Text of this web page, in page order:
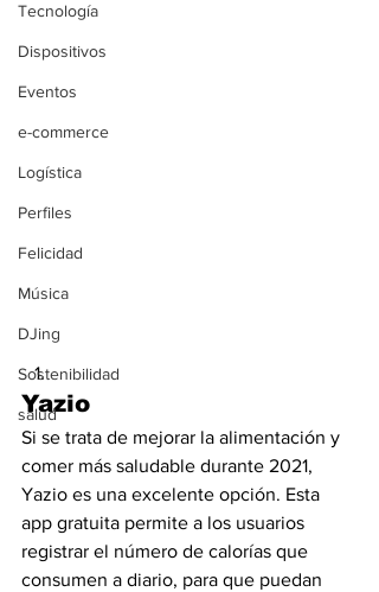
Tecnología
Dispositivos
Eventos
e-commerce
Logística
Perfiles
Felicidad
Música
DJing
Sostenibilidad
salud
Yazio
Si se trata de mejorar la alimentación y
comer más saludable durante 2021,
Yazio es una excelente opción. Esta
app gratuita permite a los usuarios
registrar el número de calorías que
consumen a diario, para que puedan